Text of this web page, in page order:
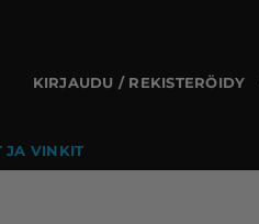
KIRJAUDU / REKISTERÖIDY
JA VINKIT